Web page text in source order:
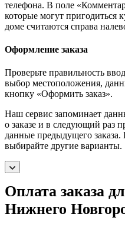
телефона. В поле
которые могут пригодиться
доме считаются справа
Оформление заказа
Проверьте правильность
выбор местоположения,
кнопку «Оформить заказ».
Наш сервис запоминает
о заказе и в следующий раз
данные предыдущего заказа.
выбирайте другие варианты.
Оплата заказа
Нижнего